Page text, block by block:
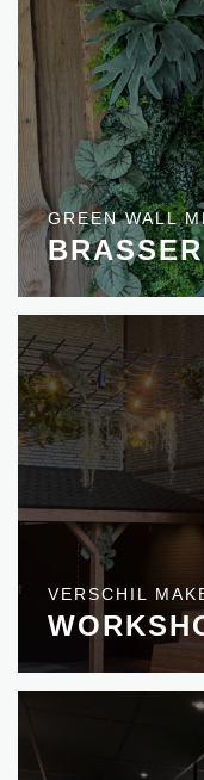
GREEN WALL
VERSCHIL